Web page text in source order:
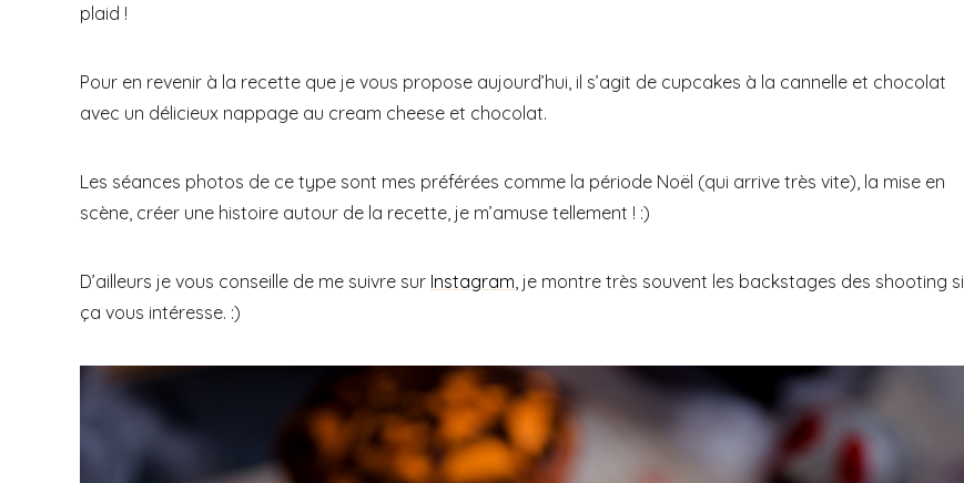
plaid !
Pour en revenir à la recette que je vous propose aujourd’hui, il s’agit de cupcakes à la cannelle et chocolat
avec un délicieux nappage au cream cheese et chocolat.
Les séances photos de ce type sont mes préférées comme la période Noël (qui arrive très vite), la mise en
scène, créer une histoire autour de la recette, je m’amuse tellement ! :)
D’ailleurs je vous conseille de me suivre sur Instagram , je montre très souvent les backstages des shooting si
ça vous intéresse. :)